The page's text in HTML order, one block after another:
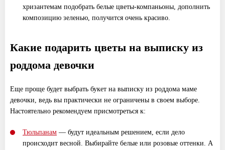
хризантемам подобрать белые цветы-компаньоны, дополнить
композицию зеленью, получится очень красиво.
Какие подарить цветы на выписку из
роддома девочки
Еще проще будет выбрать букет на выписку из роддома маме
девочки, ведь вы практически не ограничены в своем выборе.
Настоятельно рекомендуем присмотреться к:
Тюльпанам — будут идеальным решением, если дело
происходит весной. Выбирайте белые или розовые оттенки. А